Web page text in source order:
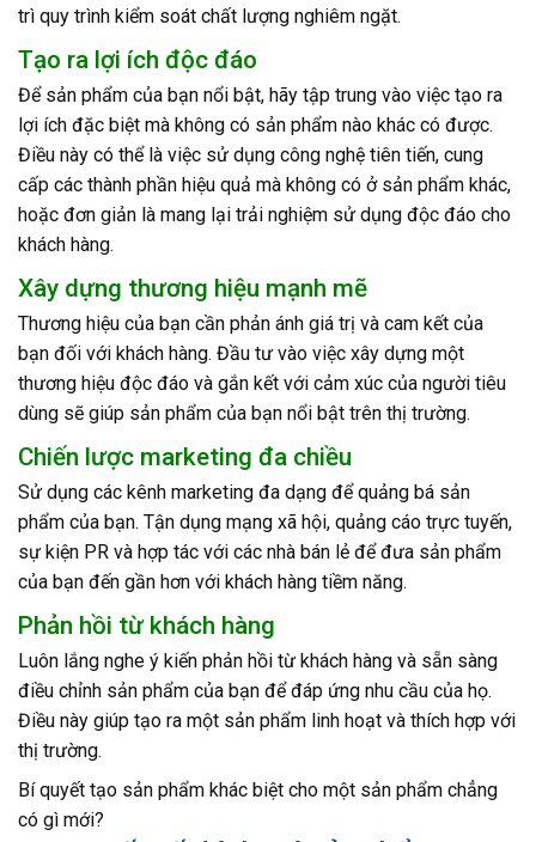
trì quy trình kiểm soát chất lượng nghiêm ngặt.
Tạo ra lợi ích độc đáo
Để sản phẩm của bạn nổi bật, hãy tập trung vào việc tạo ra
lợi ích đặc biệt mà không có sản phẩm nào khác có được.
Điều này có thể là việc sử dụng công nghệ tiên tiến, cung
cấp các thành phần hiệu quả mà không có ở sản phẩm khác,
hoặc đơn giản là mang lại trải nghiệm sử dụng độc đáo cho
khách hàng.
Xây dựng thương hiệu mạnh mẽ
Thương hiệu của bạn cần phản ánh giá trị và cam kết của
bạn đối với khách hàng. Đầu tư vào việc xây dựng một
thương hiệu độc đáo và gắn kết với cảm xúc của người tiêu
dùng sẽ giúp sản phẩm của bạn nổi bật trên thị trường.
Chiến lược marketing đa chiều
Sử dụng các kênh marketing đa dạng để quảng bá sản
phẩm của bạn. Tận dụng mạng xã hội, quảng cáo trực tuyến,
sự kiện PR và hợp tác với các nhà bán lẻ để đưa sản phẩm
của bạn đến gần hơn với khách hàng tiềm năng.
Phản hồi từ khách hàng
Luôn lắng nghe ý kiến phản hồi từ khách hàng và sẵn sàng
điều chỉnh sản phẩm của bạn để đáp ứng nhu cầu của họ.
Điều này giúp tạo ra một sản phẩm linh hoạt và thích hợp với
thị trường.
Bí quyết tạo sản phẩm khác biệt cho một sản phẩm chẳng
có gì mới?